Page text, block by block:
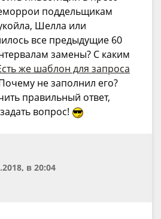
поддельщикам
Шелла или
все предыдущие 60
замены? С каким
же шаблон для запроса
не заполнил его?
правильный ответ,
вопрос!
в 20:04